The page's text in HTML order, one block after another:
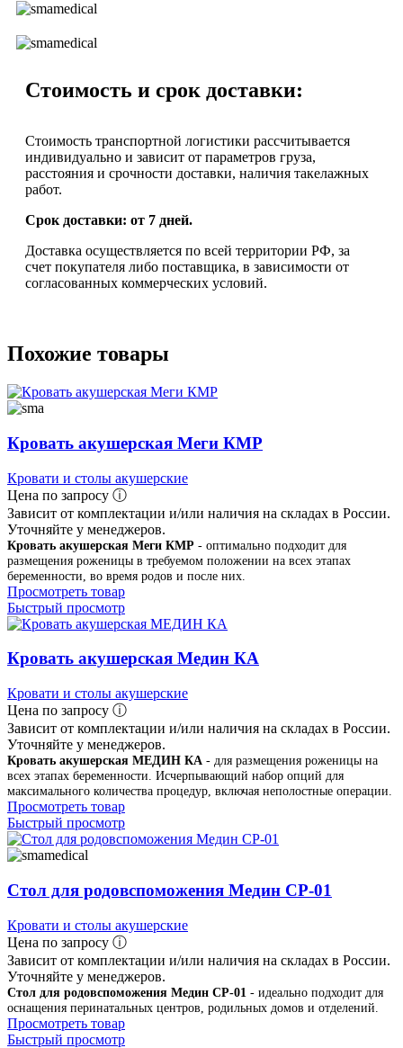
Стоимость и срок доставки:
Стоимость транспортной логистики рассчитывается
индивидуально и зависит от параметров груза,
расстояния и срочности доставки, наличия такелажных
работ.
Срок доставки: от 7 дней.
Доставка осуществляется по всей территории РФ, за
счет покупателя либо поставщика, в зависимости от
согласованных коммерческих условий.
Похожие товары
Кровать акушерская Меги КМР
Кровати и столы акушерские
Цена по запросу ⓘ
Зависит от комплектации и/или наличия на складах в России.
Уточняйте у менеджеров.
Кровать акушерская Меги КМР - оптимально подходит для
размещения роженицы в требуемом положении на всех этапах
беременности, во время родов и после них.
Просмотреть товар
Быстрый просмотр
Кровать акушерская Медин КА
Кровати и столы акушерские
Цена по запросу ⓘ
Зависит от комплектации и/или наличия на складах в России.
Уточняйте у менеджеров.
Кровать акушерская МЕДИН КА - для размещения роженицы на
всех этапах беременности. Исчерпывающий набор опций для
максимального количества процедур, включая неполостные операции.
Просмотреть товар
Быстрый просмотр
Стол для родовспоможения Медин СР-01
Кровати и столы акушерские
Цена по запросу ⓘ
Зависит от комплектации и/или наличия на складах в России.
Уточняйте у менеджеров.
Стол для родовспоможения Медин СР-01 - идеально подходит для
оснащения перинатальных центров, родильных домов и отделений.
Просмотреть товар
Быстрый просмотр